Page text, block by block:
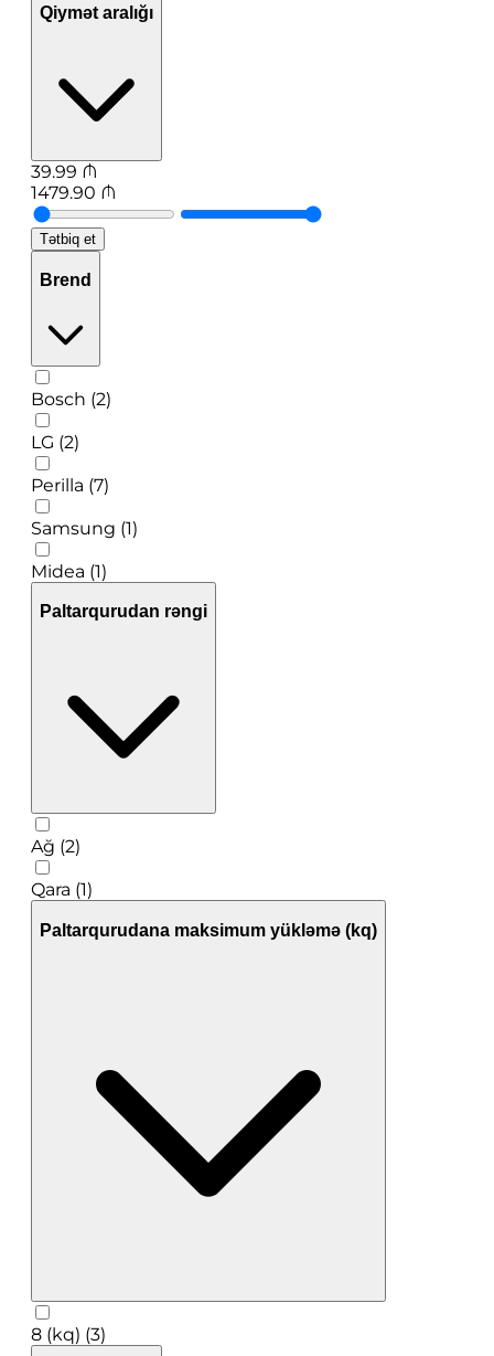
Qiymət aralığı
39.99 ₼
1479.90 ₼
Tətbiq et
Brend
Bosch (2)
LG (2)
Perilla (7)
Samsung (1)
Midea (1)
Paltarqurudan rəngi
Ağ (2)
Qara (1)
Paltarqurudana maksimum yükləmə (kq)
8 (kq) (3)